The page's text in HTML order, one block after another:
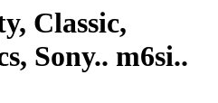
Classic,
Sony.. m6si..